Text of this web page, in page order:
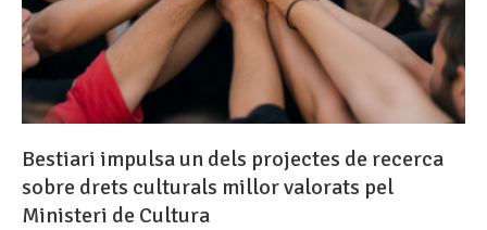
Bestiari impulsa un dels projectes de recerca
sobre drets culturals millor valorats pel
Ministeri de Cultura